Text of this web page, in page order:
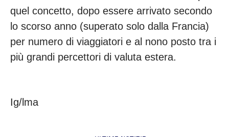
quel concetto, dopo essere arrivato secondo
lo scorso anno (superato solo dalla Francia)
per numero di viaggiatori e al nono posto tra i
più grandi percettori di valuta estera.
Ig/lma